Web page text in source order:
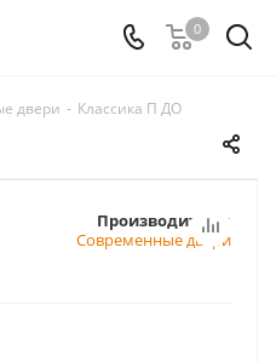
0
двери - Классика П ДО
Производитель:
Современные двери